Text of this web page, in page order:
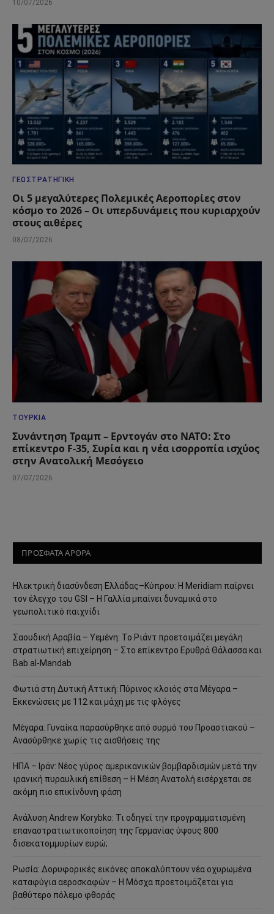
10/07/2026
ΓΕΩΣΤΡΑΤΗΓΙΚΉ
Οι 5 μεγαλύτερες Πολεμικές Αεροπορίες στον
κόσμο το 2026 – Οι υπερδυνάμεις που κυριαρχούν
στους αιθέρες
08/07/2026
ΤΟΥΡΚΊΑ
Συνάντηση Τραμπ – Ερντογάν στο ΝΑΤΟ: Στο
επίκεντρο F-35, Συρία και η νέα ισορροπία ισχύος
στην Ανατολική Μεσόγειο
07/07/2026
ΠΡΟΣΦΑΤΑ ΑΡΘΡΑ
Ηλεκτρική διασύνδεση Ελλάδας–Κύπρου: Η Meridiam παίρνει
τον έλεγχο του GSI – Η Γαλλία μπαίνει δυναμικά στο
γεωπολιτικό παιχνίδι
Σαουδική Αραβία – Υεμένη: Το Ριάντ προετοιμάζει μεγάλη
στρατιωτική επιχείρηση – Στο επίκεντρο Ερυθρά Θάλασσα και
Bab al-Mandab
Φωτιά στη Δυτική Αττική: Πύρινος κλοιός στα Μέγαρα –
Εκκενώσεις με 112 και μάχη με τις φλόγες
Μέγαρα: Γυναίκα παρασύρθηκε από συρμό του Προαστιακού –
Ανασύρθηκε χωρίς τις αισθήσεις της
ΗΠΑ – Ιράν: Νέος γύρος αμερικανικών βομβαρδισμών μετά την
ιρανική πυραυλική επίθεση – Η Μέση Ανατολή εισέρχεται σε
ακόμη πιο επικίνδυνη φάση
Ανάλυση Andrew Korybko: Τι οδηγεί την προγραμματισμένη
επαναστρατιωτικοποίηση της Γερμανίας ύψους 800
δισεκατομμυρίων ευρώ;
Ρωσία: Δορυφορικές εικόνες αποκαλύπτουν νέα οχυρωμένα
καταφύγια αεροσκαφών – Η Μόσχα προετοιμάζεται για
βαθύτερο πόλεμο φθοράς